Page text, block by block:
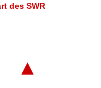
des SWR
▲